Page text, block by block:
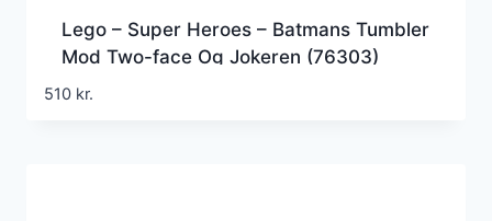
Lego – Super Heroes – Batmans Tumbler
Mod Two-face Og Jokeren (76303)
510 kr.